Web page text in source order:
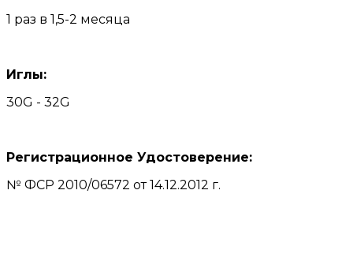
1 раз в 1,5-2 месяца
Иглы:
30G - 32G
Регистрационное Удостоверение:
№ ФСР 2010/06572 от 14.12.2012 г.